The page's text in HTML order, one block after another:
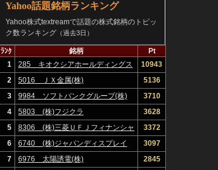
Yahoo話題銘柄ランキング
Yahoo株式textreamで話題の株式銘柄のトピッ
ク数ランキング（過去3日）
ﾗﾝｸ 銘柄
Pt
1
285 キオクシアホールディングス
(株)
10943
2
5016 ＪＸ金属(株)
5136
3
9984 ソフトバンクグループ(株)
3710
4
5803 (株)フジクラ
3628
5
8306 (株)三菱ＵＦＪフィナンシャ
ル・グループ
3372
6
6740 (株)ジャパンディスプレイ
3097
7
6976 太陽誘電(株)
2845